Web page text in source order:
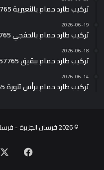
تركيب طارد حمام بالنعيرية 0597957765 اتصل الآن بخصم 30%
2026-06-19
تركيب طارد حمام بالخفجي 0597957765 اتصل الآن بخصم 30%
2026-06-18
تركيب طارد حمام ببقيق 0597957765 اتصل الآن بخصم 30%
2026-06-14
تركيب طارد حمام برأس تنورة 0597957765 اتصل الآن بخصم 30%
© 2026 فرسان الجزيرة - فرسان الجزيرة. جميع الحقوق محفوظة.
فيسبوك